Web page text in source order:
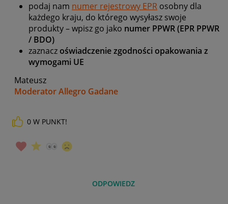
podaj nam numer rejestrowy EPR osobny dla
każdego kraju, do którego wysyłasz swoje
produkty – wpisz go jako numer PPWR (EPR PPWR
/ BDO)
zaznacz oświadczenie zgodności opakowania z
wymogami UE
Mateusz
Moderator Allegro Gadane
0 W PUNKT!
ODPOWIEDZ